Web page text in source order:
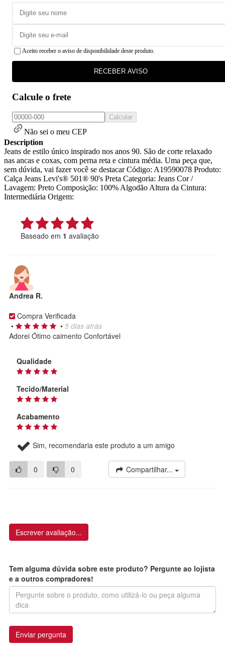
Aceito receber o aviso de disponibilidade deste produto.
RECEBER AVISO
Calcule o frete
Calcular
Não sei o meu CEP
Description
Jeans de estilo único inspirado nos anos 90. São de corte relaxado
nas ancas e coxas, com perna reta e cintura média. Uma peça que,
sem dúvida, vai fazer você se destacar Código: A19590078 Produto:
Calça Jeans Levi's® 501® 90's Preta Categoria: Jeans Cor /
Lavagem: Preto Composição: 100% Algodão Altura da Cintura:
Intermediária Origem:
Baseado em 1 avaliação
Andrea R.
Compra Verificada
•
• 5 dias atrás
Adorei Ótimo caimento Confortável
Qualidade
Tecido/Material
Acabamento
Sim, recomendaria este produto a um amigo
0 0 Compartilhar...
Escrever avaliação...
Tem alguma dúvida sobre este produto? Pergunte ao lojista
e a outros compradores!
Enviar pergunta